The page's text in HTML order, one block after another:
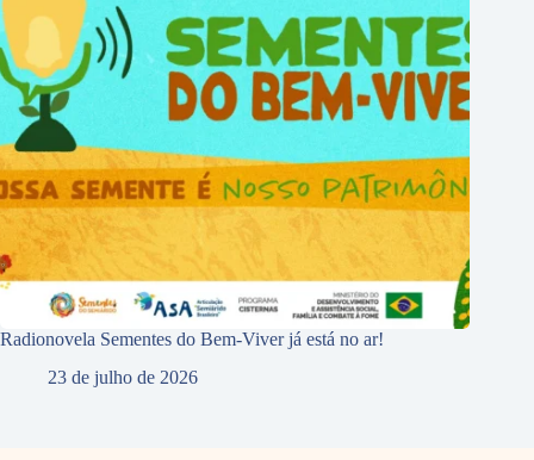
Radionovela Sementes do Bem-Viver já está no ar!
23 de julho de 2026